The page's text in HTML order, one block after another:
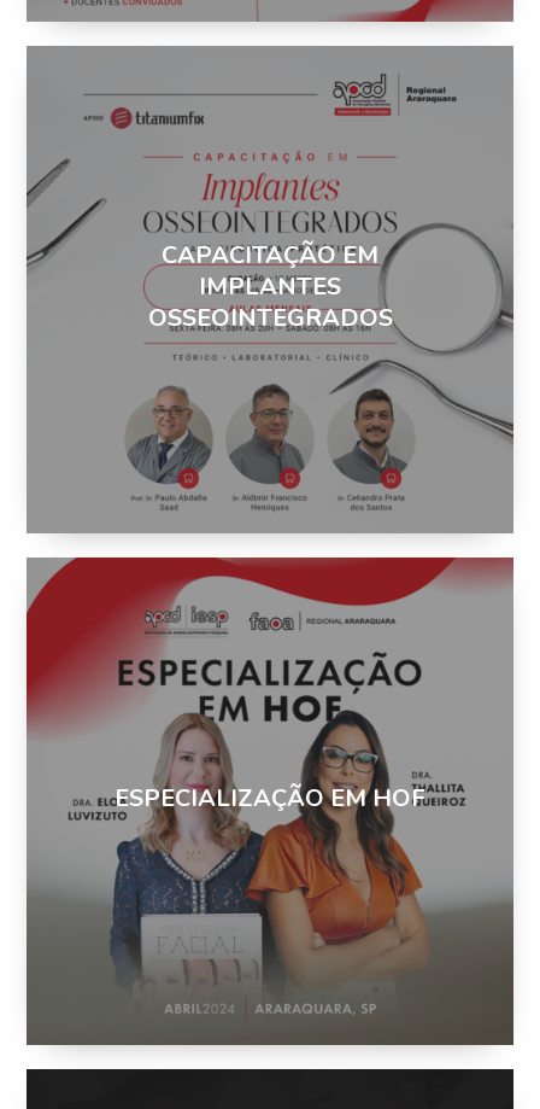
CAPACITAÇÃO EM
IMPLANTES
OSSEOINTEGRADOS
ESPECIALIZAÇÃO EM HOF